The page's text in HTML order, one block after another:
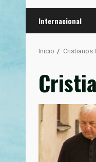
Internacional
Inicio Cristianos